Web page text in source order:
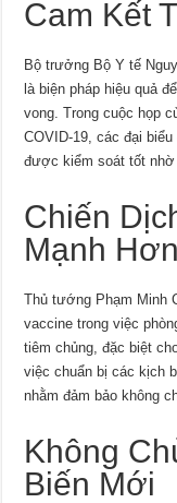
Cam Kết
Bộ trưởng Bộ Y tế
là biện pháp hiệu quả
vong. Trong cuộc họp
COVID-19, các đại
được kiểm soát tốt nhờ
Chiến
Mạnh
Thủ tướng Phạm Minh
vaccine trong việc
tiêm chủng, đặc biệt
việc chuẩn bị các kịch
nhằm đảm bảo không
Không
Biến Mới